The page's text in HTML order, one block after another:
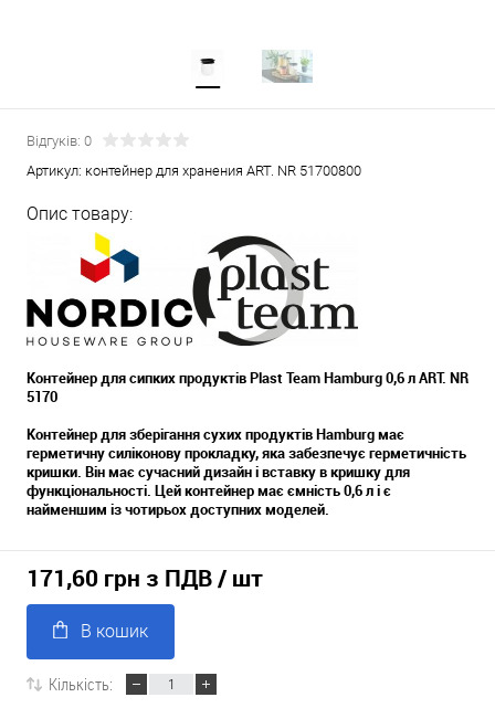
Відгуків: 0
Артикул: контейнер для хранения ART. NR 51700800
Опис товару:
Контейнер для сипких продуктів Plast Team Hamburg 0,6 л ART. NR
5170
Контейнер для зберігання сухих продуктів Hamburg має
герметичну силіконову прокладку, яка забезпечує герметичність
кришки. Він має сучасний дизайн і вставку в кришку для
функціональності. Цей контейнер має ємність 0,6 л і є
найменшим із чотирьох доступних моделей.
171,60 грн з ПДВ/ шт
В кошик
Кількість: